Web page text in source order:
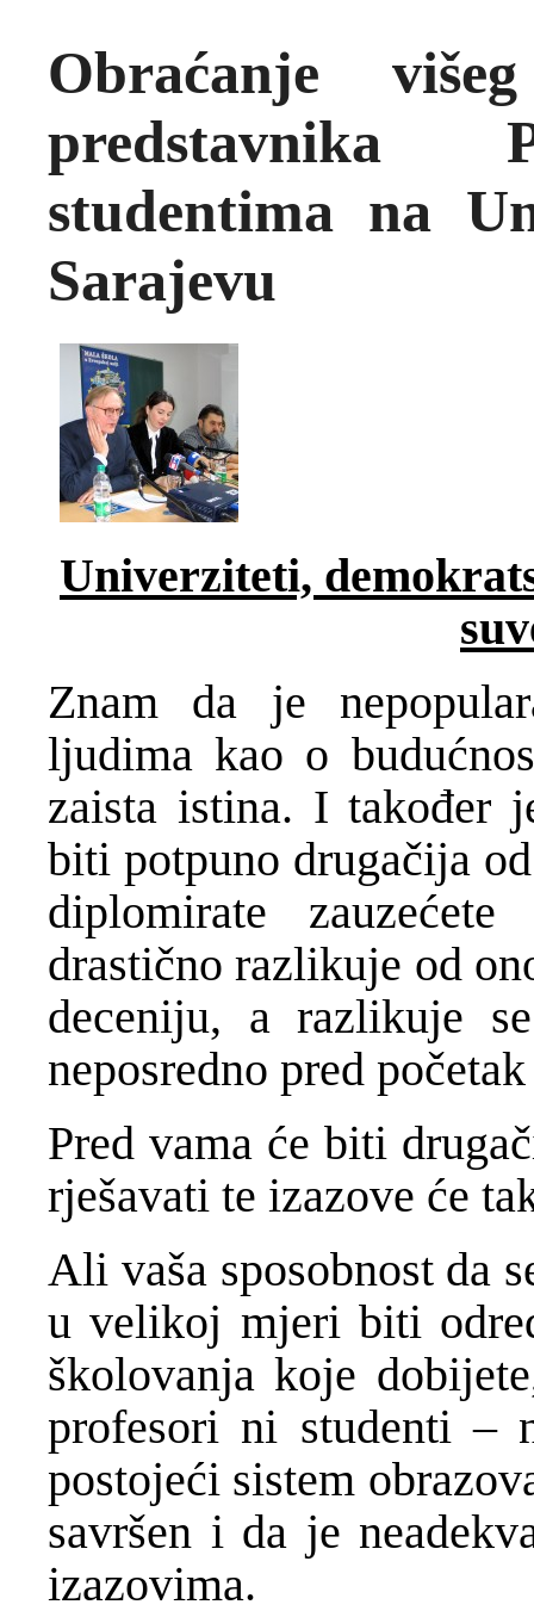
Obraćanje
predstavnika
studentima na
Sarajevu
Univerziteti,
Znam da je
ljudima kao o
zaista istina. I također
biti potpuno drugačija
diplomirate
drastično razlikuje od
deceniju, a razlikuje
neposredno pred
Pred vama će biti
rješavati te izazove će
Ali vaša sposobnost da
u velikoj mjeri biti
školovanja koje
profesori ni studenti –
postojeći sistem
savršen i da je
izazovima.